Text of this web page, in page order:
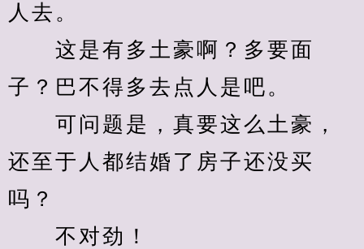
人去。
这是有多土豪啊？多要面
子？巴不得多去点人是吧。
可问题是，真要这么土豪，
还至于人都结婚了房子还没买
吗？
不对劲！